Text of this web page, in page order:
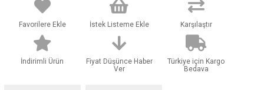
Favorilere Ekle İstek Listeme Ekle Karşılaştır
İndirimli Ürün
Fiyat Düşünce Haber
Ver
Türkiye için Kargo
Bedava